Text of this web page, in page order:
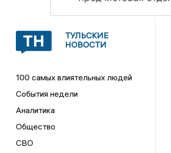
ТУЛЬСКИЕ
НОВОСТИ
100 самых влиятельных людей
События недели
Аналитика
Общество
СВО